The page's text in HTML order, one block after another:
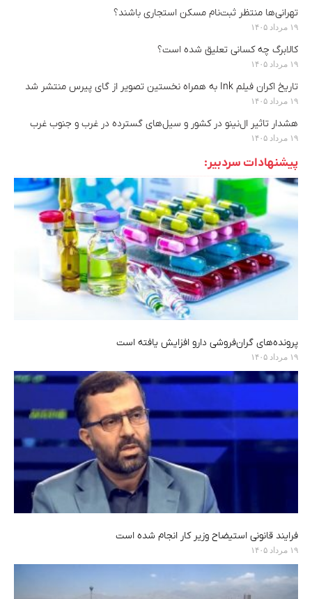
تهرانی‌ها منتظر ثبت‌نام مسکن استجاری باشند؟
۱۹ مرداد ۱۴۰۵
کالابرگ چه کسانی تعلیق شده است؟
۱۹ مرداد ۱۴۰۵
تاریخ اکران فیلم Ink به همراه نخستین تصویر از گای پیرس منتشر شد
۱۹ مرداد ۱۴۰۵
هشدار تاثیر ال‌نینو در کشور و سیل‌های گسترده در غرب و جنوب غرب
۱۹ مرداد ۱۴۰۵
پیشنهادات سردبیر:
پرونده‌های گران‌فروشی دارو افزایش یافته است
۱۹ مرداد ۱۴۰۵
فرایند قانونی استیضاح وزیر کار انجام شده است
۱۹ مرداد ۱۴۰۵